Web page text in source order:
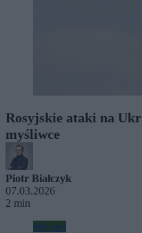
Rosyjskie ataki na
myśliwce
Piotr Białczyk
07.03.2026
2 min
Wojsko